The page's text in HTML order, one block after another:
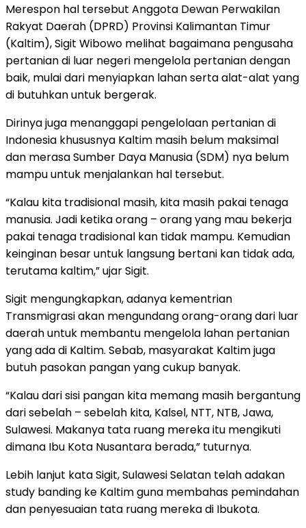
Merespon hal tersebut Anggota Dewan Perwakilan
Rakyat Daerah (DPRD) Provinsi Kalimantan Timur
(Kaltim), Sigit Wibowo melihat bagaimana pengusaha
pertanian di luar negeri mengelola pertanian dengan
baik, mulai dari menyiapkan lahan serta alat-alat yang
di butuhkan untuk bergerak.
Dirinya juga menanggapi pengelolaan pertanian di
Indonesia khususnya Kaltim masih belum maksimal
dan merasa Sumber Daya Manusia (SDM) nya belum
mampu untuk menjalankan hal tersebut.
“Kalau kita tradisional masih, kita masih pakai tenaga
manusia. Jadi ketika orang – orang yang mau bekerja
pakai tenaga tradisional kan tidak mampu. Kemudian
keinginan besar untuk langsung bertani kan tidak ada,
terutama kaltim,” ujar Sigit.
Sigit mengungkapkan, adanya kementrian
Transmigrasi akan mengundang orang-orang dari luar
daerah untuk membantu mengelola lahan pertanian
yang ada di Kaltim. Sebab, masyarakat Kaltim juga
butuh pasokan pangan yang cukup banyak.
“Kalau dari sisi pangan kita memang masih bergantung
dari sebelah – sebelah kita, Kalsel, NTT, NTB, Jawa,
Sulawesi. Makanya tata ruang mereka itu mengikuti
dimana Ibu Kota Nusantara berada,” tuturnya.
Lebih lanjut kata Sigit, Sulawesi Selatan telah adakan
study banding ke Kaltim guna membahas pemindahan
dan penyesuaian tata ruang mereka di Ibukota.